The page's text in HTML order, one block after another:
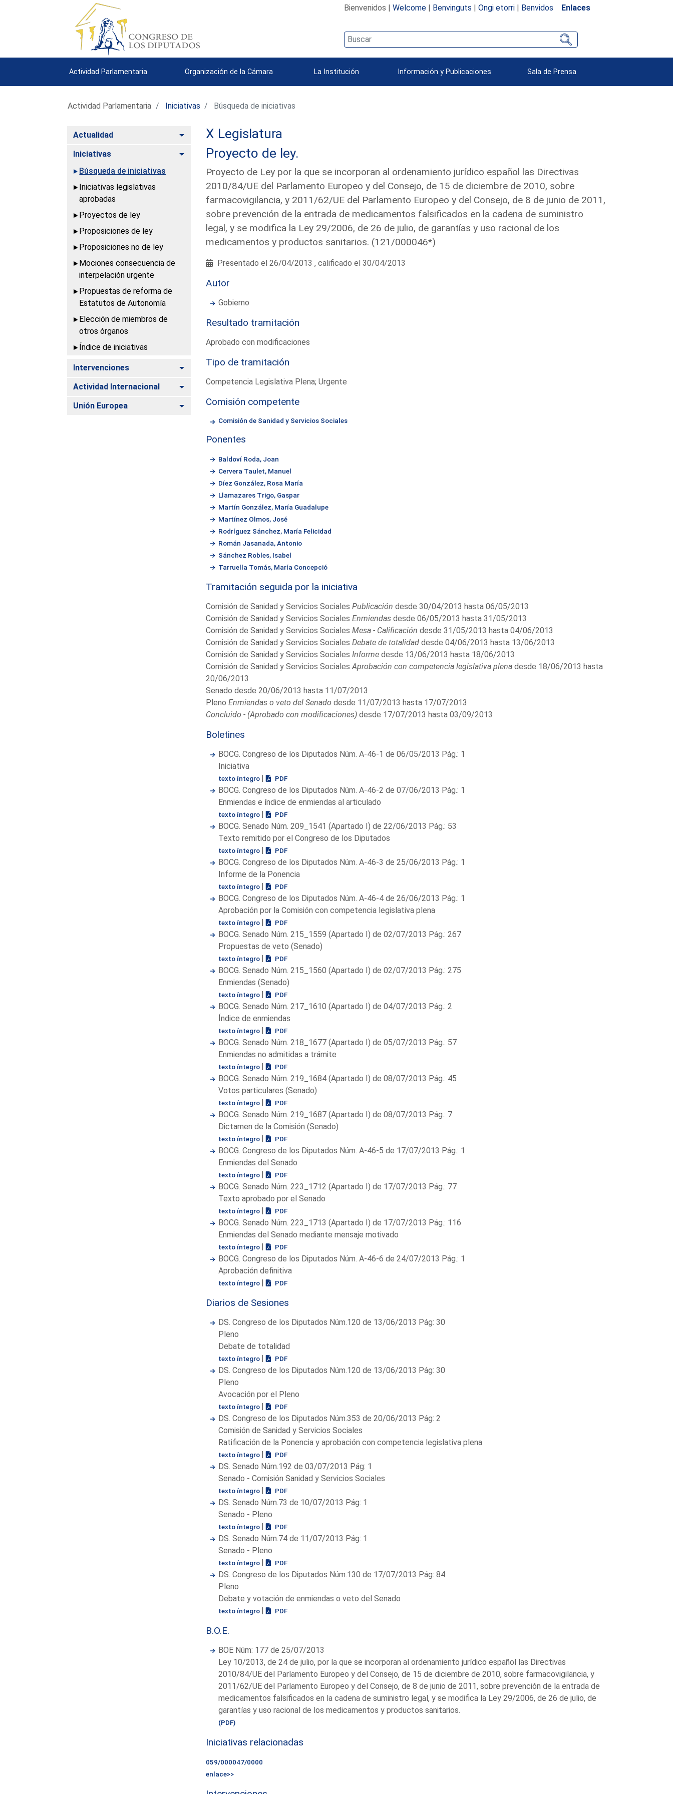
Bienvenidos | Welcome| Benvinguts | Ongi etorri| Benvidos Enlaces
Actividad Parlamentaria Organización de la Cámara La Institución Información y Publicaciones Sala de Prensa
Actividad Parlamentaria Iniciativas Búsqueda de iniciativas
Actualidad Alternar
Iniciativas
Alternar
Búsqueda de iniciativas
Iniciativas legislativas
aprobadas
Proyectos de ley
Proposiciones de ley
Proposiciones no de ley
Mociones consecuencia de
interpelación urgente
Propuestas de reforma de
Estatutos de Autonomía
Elección de miembros de
otros órganos
Índice de iniciativas
Intervenciones Alternar
Actividad Internacional Alternar
Unión Europea Alternar
X Legislatura
Proyecto de ley.
Proyecto de Ley por la que se incorporan al ordenamiento jurídico español las Directivas
2010/84/UE del Parlamento Europeo y del Consejo, de 15 de diciembre de 2010, sobre
farmacovigilancia, y 2011/62/UE del Parlamento Europeo y del Consejo, de 8 de junio de 2011,
sobre prevención de la entrada de medicamentos falsificados en la cadena de suministro
legal, y se modifica la Ley 29/2006, de 26 de julio, de garantías y uso racional de los
medicamentos y productos sanitarios. (121/000046*)
Presentado el 26/04/2013 , calificado el 30/04/2013
Autor
Gobierno
Resultado tramitación
Aprobado con modificaciones
Tipo de tramitación
Competencia Legislativa Plena; Urgente
Comisión competente
Comisión de Sanidad y Servicios Sociales
Ponentes
Baldoví Roda, Joan
Cervera Taulet, Manuel
Díez González, Rosa María
Llamazares Trigo, Gaspar
Martín González, María Guadalupe
Martínez Olmos, José
Rodríguez Sánchez, María Felicidad
Román Jasanada, Antonio
Sánchez Robles, Isabel
Tarruella Tomás, María Concepció
Tramitación seguida por la iniciativa
Comisión de Sanidad y Servicios Sociales Publicación desde 30/04/2013 hasta 06/05/2013
Comisión de Sanidad y Servicios Sociales Enmiendasdesde 06/05/2013 hasta 31/05/2013
Comisión de Sanidad y Servicios Sociales Mesa - Calificación desde 31/05/2013 hasta 04/06/2013
Comisión de Sanidad y Servicios Sociales Debate de totalidaddesde 04/06/2013 hasta 13/06/2013
Comisión de Sanidad y Servicios Sociales Informedesde 13/06/2013 hasta 18/06/2013
Comisión de Sanidad y Servicios Sociales Aprobación con competencia legislativa plenadesde 18/06/2013 hasta
20/06/2013
Senado desde 20/06/2013 hasta 11/07/2013
Pleno Enmiendas o veto del Senado desde 11/07/2013 hasta 17/07/2013
Concluido - (Aprobado con modificaciones)desde 17/07/2013 hasta 03/09/2013
Boletines
BOCG. Congreso de los Diputados Núm. A-46-1 de 06/05/2013 Pág.: 1
Iniciativa
texto íntegro | PDF
BOCG. Congreso de los Diputados Núm. A-46-2 de 07/06/2013 Pág.: 1
Enmiendas e índice de enmiendas al articulado
texto íntegro | PDF
BOCG. Senado Núm. 209_1541 (Apartado I) de 22/06/2013 Pág.: 53
Texto remitido por el Congreso de los Diputados
texto íntegro | PDF
BOCG. Congreso de los Diputados Núm. A-46-3 de 25/06/2013 Pág.: 1
Informe de la Ponencia
texto íntegro | PDF
BOCG. Congreso de los Diputados Núm. A-46-4 de 26/06/2013 Pág.: 1
Aprobación por la Comisión con competencia legislativa plena
texto íntegro | PDF
BOCG. Senado Núm. 215_1559 (Apartado I) de 02/07/2013 Pág.: 267
Propuestas de veto (Senado)
texto íntegro | PDF
BOCG. Senado Núm. 215_1560 (Apartado I) de 02/07/2013 Pág.: 275
Enmiendas (Senado)
texto íntegro | PDF
BOCG. Senado Núm. 217_1610 (Apartado I) de 04/07/2013 Pág.: 2
Índice de enmiendas
texto íntegro | PDF
BOCG. Senado Núm. 218_1677 (Apartado I) de 05/07/2013 Pág.: 57
Enmiendas no admitidas a trámite
texto íntegro | PDF
BOCG. Senado Núm. 219_1684 (Apartado I) de 08/07/2013 Pág.: 45
Votos particulares (Senado)
texto íntegro | PDF
BOCG. Senado Núm. 219_1687 (Apartado I) de 08/07/2013 Pág.: 7
Dictamen de la Comisión (Senado)
texto íntegro | PDF
BOCG. Congreso de los Diputados Núm. A-46-5 de 17/07/2013 Pág.: 1
Enmiendas del Senado
texto íntegro | PDF
BOCG. Senado Núm. 223_1712 (Apartado I) de 17/07/2013 Pág.: 77
Texto aprobado por el Senado
texto íntegro | PDF
BOCG. Senado Núm. 223_1713 (Apartado I) de 17/07/2013 Pág.: 116
Enmiendas del Senado mediante mensaje motivado
texto íntegro | PDF
BOCG. Congreso de los Diputados Núm. A-46-6 de 24/07/2013 Pág.: 1
Aprobación definitiva
texto íntegro | PDF
Diarios de Sesiones
DS. Congreso de los Diputados Núm.120 de 13/06/2013 Pág: 30
Pleno
Debate de totalidad
texto íntegro | PDF
DS. Congreso de los Diputados Núm.120 de 13/06/2013 Pág: 30
Pleno
Avocación por el Pleno
texto íntegro | PDF
DS. Congreso de los Diputados Núm.353 de 20/06/2013 Pág: 2
Comisión de Sanidad y Servicios Sociales
Ratificación de la Ponencia y aprobación con competencia legislativa plena
texto íntegro | PDF
DS. Senado Núm.192 de 03/07/2013 Pág: 1
Senado - Comisión Sanidad y Servicios Sociales
texto íntegro | PDF
DS. Senado Núm.73 de 10/07/2013 Pág: 1
Senado - Pleno
texto íntegro | PDF
DS. Senado Núm.74 de 11/07/2013 Pág: 1
Senado - Pleno
texto íntegro | PDF
DS. Congreso de los Diputados Núm.130 de 17/07/2013 Pág: 84
Pleno
Debate y votación de enmiendas o veto del Senado
texto íntegro | PDF
B.O.E.
BOE Núm: 177 de 25/07/2013
Ley 10/2013, de 24 de julio, por la que se incorporan al ordenamiento jurídico español las Directivas
2010/84/UE del Parlamento Europeo y del Consejo, de 15 de diciembre de 2010, sobre farmacovigilancia, y
2011/62/UE del Parlamento Europeo y del Consejo, de 8 de junio de 2011, sobre prevención de la entrada de
medicamentos falsificados en la cadena de suministro legal, y se modifica la Ley 29/2006, de 26 de julio, de
garantías y uso racional de los medicamentos y productos sanitarios.
(PDF)
Iniciativas relacionadas
059/000047/0000
enlace>>